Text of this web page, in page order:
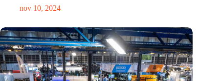
nov 10, 2024